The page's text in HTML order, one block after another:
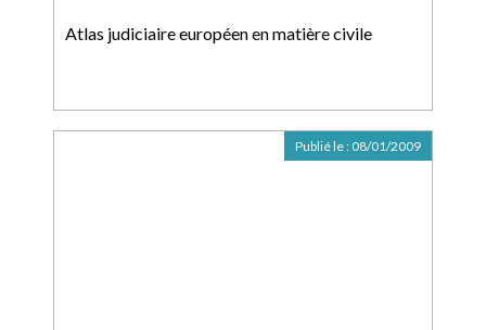
Atlas judiciaire européen en matière civile
Publié le : 08/01/2009